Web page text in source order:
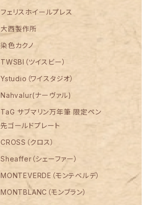
フェリスホイールプレス
大西製作所
染色カクノ
TWSBI（ツイスビー）
Ystudio（ワイスタジオ）
Nahvalur(ナーヴァル)
TaG サブマリン万年筆 限定ペン
先ゴールドプレート
CROSS（クロス）
Sheaffer（シェーファー）
MONTEVERDE（モンテベルデ）
MONTBLANC（モンブラン）